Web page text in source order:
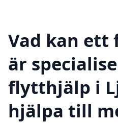
Vad kan ett
är
flytthjälp i
hjälpa till